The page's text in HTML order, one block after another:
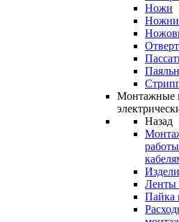
Ножи
Монтажные
Назад
Ленты
Пайка